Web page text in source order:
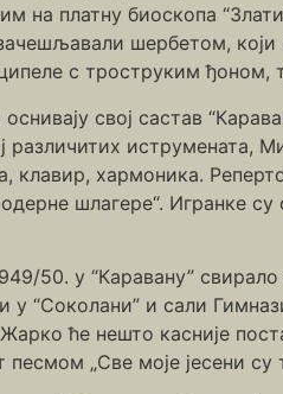
на платну биоскопа
шербетом,
с троструким ђоном,
свој састав
различитих иструмената,
клавир, хармоника.
шлагере“. Игранке
50. у “Каравану”
у “Соколани” и сали
ће нешто касније
„Све моје јесени су